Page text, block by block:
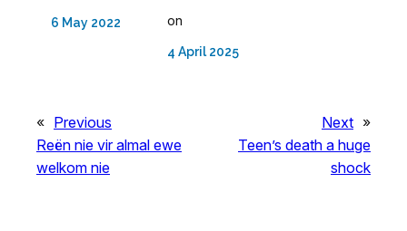
6 May 2022 on
4 April 2025
« Previous
Reën nie vir almal ewe
welkom nie
Next »
Teen’s death a huge
shock